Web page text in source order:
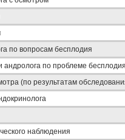
по вопросам бесплодия
андролога по проблеме бесплодия
(по результатам
наблюдения